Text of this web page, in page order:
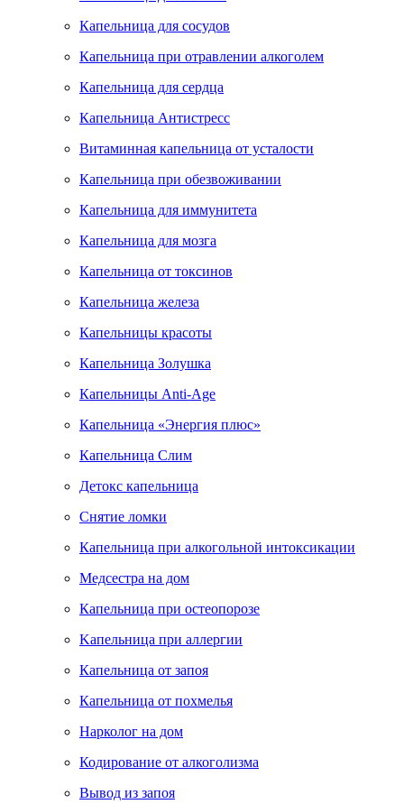
Капельница для сосудов
Капельница при отравлении алкоголем
Капельница для сердца
Капельница Антистресс
Витаминная капельница от усталости
Капельница при обезвоживании
Капельница для иммунитета
Капельница для мозга
Капельница от токсинов
Капельница железа
Капельницы красоты
Капельница Золушка
Капельницы Anti-Age
Капельница «Энергия плюс»
Капельница Слим
Детокс капельница
Снятие ломки
Капельница при алкогольной интоксикации
Медсестра на дом
Капельница при остеопорозе
Kапельница при аллергии
Капельница от запоя
Капельница от похмелья
Нарколог на дом
Кодирование от алкоголизма
Вывод из запоя